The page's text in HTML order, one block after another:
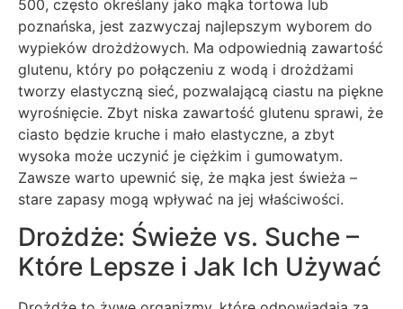
500, często określany jako mąka tortowa lub
poznańska, jest zazwyczaj najlepszym wyborem do
wypieków drożdżowych. Ma odpowiednią zawartość
glutenu, który po połączeniu z wodą i drożdżami
tworzy elastyczną sieć, pozwalającą ciastu na piękne
wyrośnięcie. Zbyt niska zawartość glutenu sprawi, że
ciasto będzie kruche i mało elastyczne, a zbyt
wysoka może uczynić je ciężkim i gumowatym.
Zawsze warto upewnić się, że mąka jest świeża –
stare zapasy mogą wpływać na jej właściwości.
Drożdże: Świeże vs. Suche –
Które Lepsze i Jak Ich Używać